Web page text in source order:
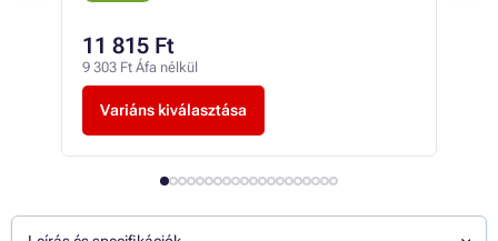
11 815 Ft
9 303 Ft Áfa nélkül
Variáns kiválasztása